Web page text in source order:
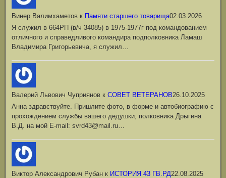
Винер Валимхаметов к Памяти старшего товарища02.03.2026
Я служил в 664РП (в/ч 34085) в 1975-1977г под командованием
отличного и справедливого командира подполковника Ламаш
Владимира Григорьевича, я служил…
Валерий Львович Чуприянов к СОВЕТ ВЕТЕРАНОВ26.10.2025
Анна здравствуйте. Пришлите фото, в форме и автобиографию с
прохождением службы вашего дедушки, полковника Дрыгина
В.Д. на мой Е-mail: svrd43@mail.ru…
Виктор Александрович Рубан к ИСТОРИЯ 43 ГВ.РД22.08.2025